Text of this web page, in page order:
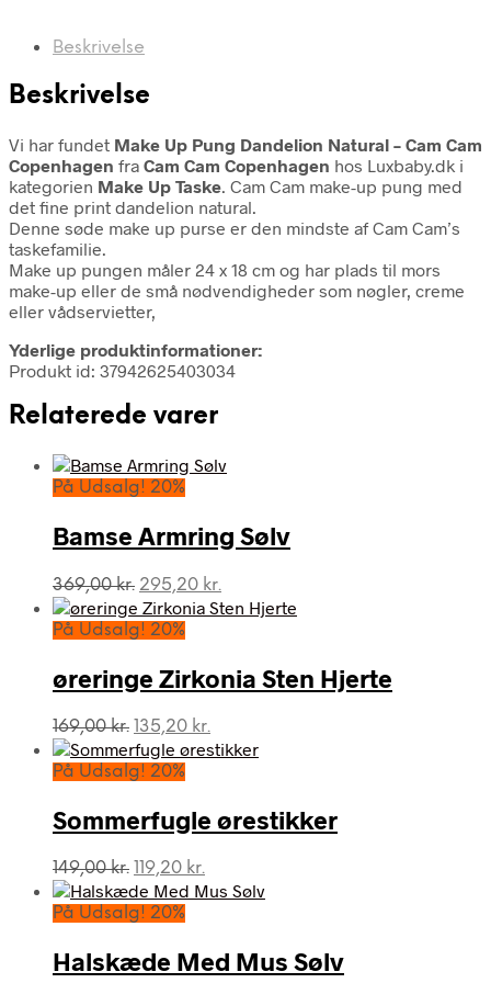
Beskrivelse
Beskrivelse
Vi har fundet Make Up Pung Dandelion Natural – Cam Cam
Copenhagen fra Cam Cam Copenhagen hos Luxbaby.dk i
kategorien Make Up Taske. Cam Cam make-up pung med
det fine print dandelion natural.
Denne søde make up purse er den mindste af Cam Cam’s
taskefamilie.
Make up pungen måler 24 x 18 cm og har plads til mors
make-up eller de små nødvendigheder som nøgler, creme
eller vådservietter,
Yderlige produktinformationer:
Produkt id: 37942625403034
Relaterede varer
På Udsalg! 20%
Bamse Armring Sølv
369,00kr. Den
oprindelige
pris
369,00 kr..
295,20 kr.
aktuelle
295,20 kr..
På Udsalg! 20%
øreringe Zirkonia Sten Hjerte
169,00kr. Den
oprindelige
pris
169,00 kr..
135,20 kr.
aktuelle
135,20 kr..
På Udsalg! 20%
Sommerfugle ørestikker
149,00kr. Den
oprindelige
pris
149,00 kr..
119,20 kr.
aktuelle
119,20 kr..
På Udsalg! 20%
Halskæde Med Mus Sølv